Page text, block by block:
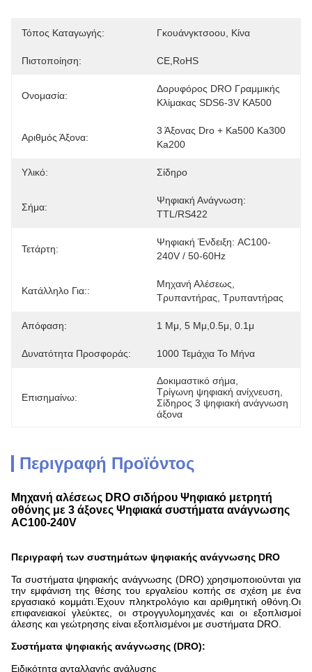
Τόπος Καταγωγής: Γκουάνγκτσοου, Κίνα
Πιστοποίηση: CE,RoHS
Ονομασία:
Δορυφόρος DRO Γραμμικής
Κλίμακας SDS6-3V KA500
Αριθμός Άξονα:
3 Άξονας Dro + Ka500 Ka300
Ka200
Υλικό: Σίδηρο
Σήμα:
Ψηφιακή Ανάγνωση:
TTL/RS422
Τετάρτη:
Ψηφιακή Ένδειξη: AC100-
240V / 50-60Hz
Κατάλληλο Για::
Μηχανή Αλέσεως,
Τρυπαντήρας, Τρυπαντήρας
Απόφαση: 1 Μμ, 5 Μμ,0.5μ, 0.1μ
Δυνατότητα Προσφοράς: 1000 Τεμάχια Το Μήνα
Επισημαίνω:
Δοκιμαστικό σήμα
Τρίγωνη ψηφιακή ανίχνευση
Σίδηρος 3 ψηφιακή ανάγνωση
άξονα
Περιγραφή Προϊόντος
Μηχανή αλέσεως DRO σιδήρου Ψηφιακό μετρητή
οθόνης με 3 άξονες Ψηφιακά συστήματα ανάγνωσης
AC100-240V
Περιγραφή των συστημάτων ψηφιακής ανάγνωσης DRO
Τα συστήματα ψηφιακής ανάγνωσης (DRO) χρησιμοποιούνται για
την εμφάνιση της θέσης του εργαλείου κοπής σε σχέση με ένα
εργασιακό κομμάτι.Έχουν πληκτρολόγιο και αριθμητική οθόνη.Οι
επιφανειακοί γλεύκτες, οι στρογγυλομηχανές και οι εξοπλισμοί
άλεσης και γεώτρησης είναι εξοπλισμένοι με συστήματα DRO.
Συστήματα ψηφιακής ανάγνωσης (DRO):
Ειδικότητα ανταλλαγής ανάλυσης